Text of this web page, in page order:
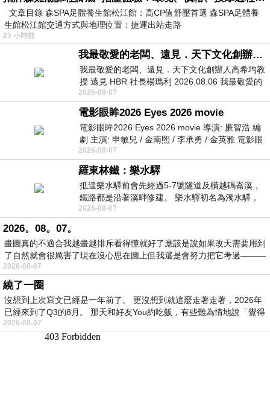
文章目錄 森SPA足體養生館松江館：高CP值舒壓首選 森SPA足體養
生館松江館交通方式與地理位置：捷運出站走路
23 小時前
我最敬愛的老闆、遠見．天下文化創辦人高希均教授
我最敬愛的老闆、遠見．天下文化創辦人高希均教
授 遠見 HBR 社長楊瑪利 2026.08.06 我最敬愛的
老闆、遠見．天下文化創辦人高希均教
2026-08-07
電影眼眸2026 Eyes 2026 movie
電影眼眸2026 Eyes 2026 movie 導演: 廉智浩 編
劇 主演: 申敏兒 / 金南熙 / 李承勇 / 金英雅 電影眼
眸2026描述攝影師徐珍因遺
2026-08-07
羅東林鐵：樂水驛
抵達樂水驛前會先經過5-7號隧道及橫越碼崙溪，
鐵路都是沿著溪畔修建。 樂水驛初名為濁水驛，
但因與臺鐵集集線車站同名，於1953
2026-08-07
2026。08。07。
畫圖真的不適合我越畫越排斥看得懂就好了應該是說如果改天需要用到
了自然就會很厲害了現在沒心思在圖上但我還是會努力把它考過———
2026-08-07
繞了一圈
沒想到上次寫文已經是一年前了。 更沒想到就這麼走著走著，2026年
已經來到了Q3的8月。 那天和好友You約吃飯，有些難為情地說「覺得
2026-08-07